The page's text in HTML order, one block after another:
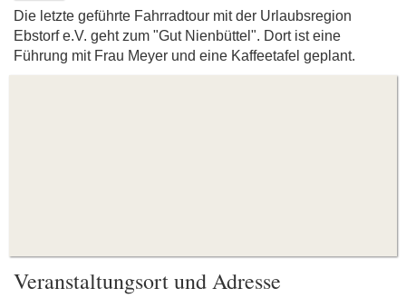
Die letzte geführte Fahrradtour mit der Urlaubsregion
Ebstorf e.V. geht zum "Gut Nienbüttel". Dort ist eine
Führung mit Frau Meyer und eine Kaffeetafel geplant.
Veranstaltungsort und Adresse